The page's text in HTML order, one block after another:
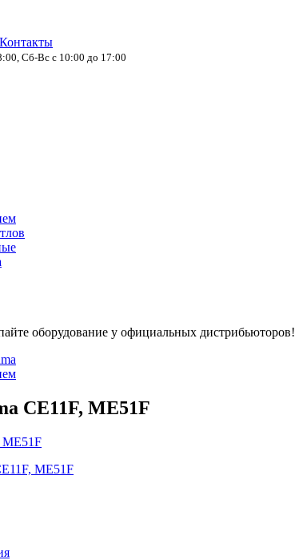
Контакты
Сб-Вс с 10:00 до 17:00
оборудование у официальных дистрибьюторов!
CE11F, ME51F